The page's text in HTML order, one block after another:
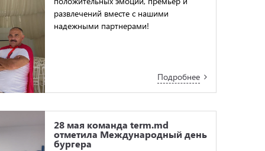
развлечений вместе с нашими
надежными партнерами!
Подробнее
28 мая команда term.md
отметила Международный день
бургера